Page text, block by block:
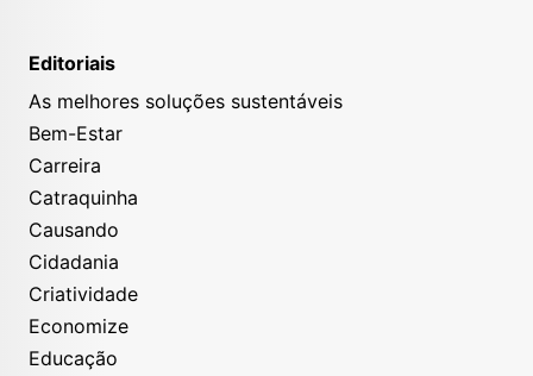
Editoriais
As melhores soluções sustentáveis
Bem-Estar
Carreira
Catraquinha
Causando
Cidadania
Criatividade
Economize
Educação